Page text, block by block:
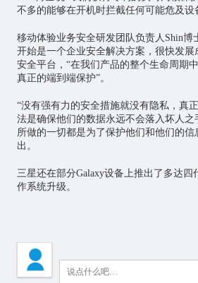
不多的能够在开机时拦截任何可能危及设
移动体验业务安全研发团队负责人Shin博
开始是一个企业安全解决方案，很快发展
安全平台，“在我们产品的整个生命周期
真正的端到端保护”。
“没有强有力的安全措施就没有隐私，真
法是确保他们的数据永远不会落入坏人之
所做的一切都是为了保护他们和他们的信
出。
三星还在部分Galaxy设备上推出了多达四
作系统升级。